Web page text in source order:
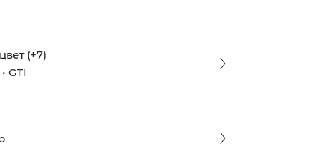
(+7)
GTI